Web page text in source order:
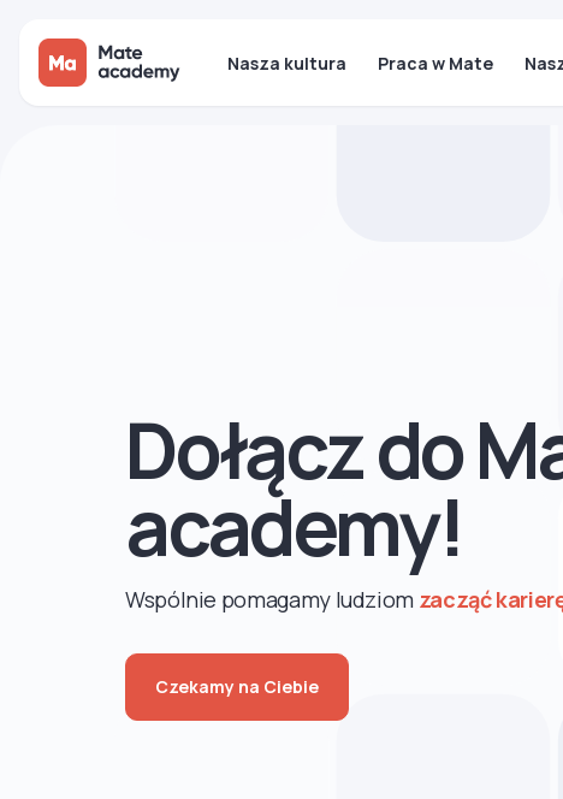
Nasza kultura Praca w Mate
Dołącz do
academy!
Wspólnie pomagamy ludziom zacząć
Czekamy na Ciebie